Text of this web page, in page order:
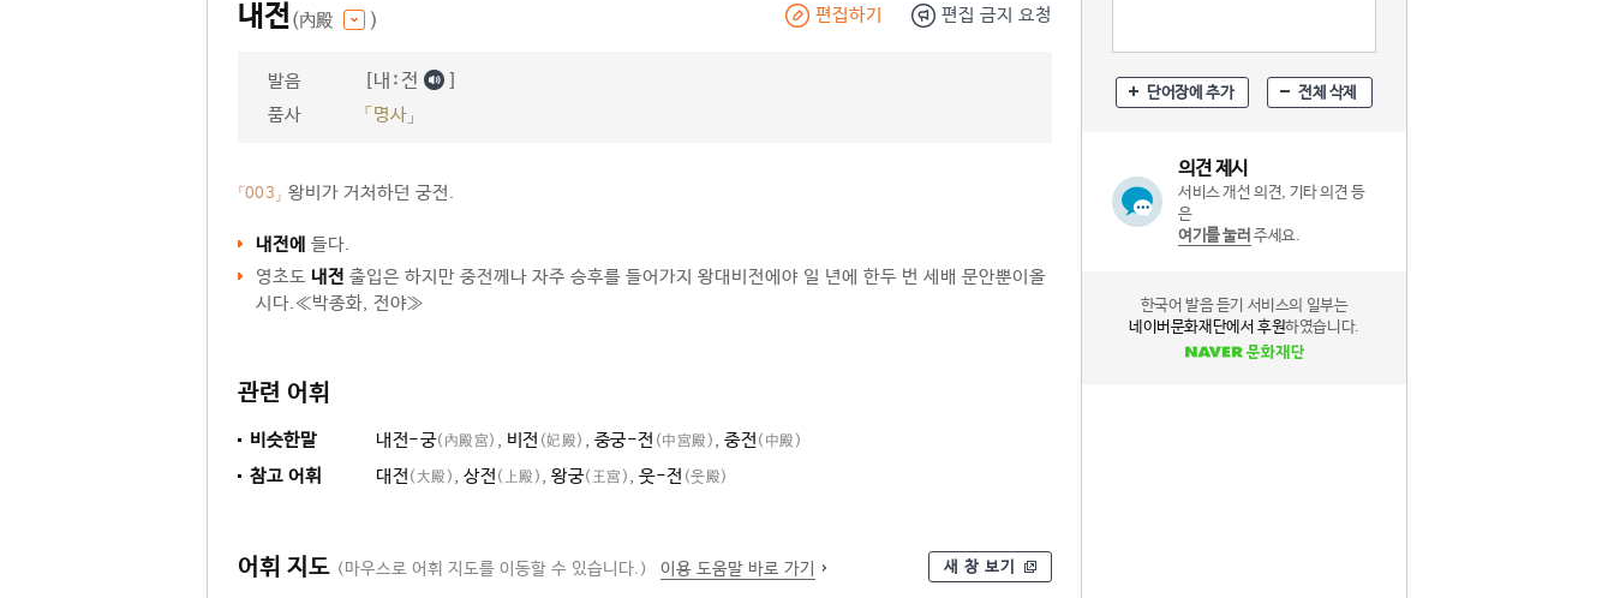
내전(內殿 ) 편집하기 편집 금지 요청
발음 [내ː전 ]
품사 「명사」
「003」 왕비가 거처하던 궁전.
내전에 들다.
영초도 내전 출입은 하지만 중전께나 자주 승후를 들어가지 왕대비전에야 일 년에 한두 번 세배 문안뿐이올
시다.≪박종화, 전야≫
관련 어휘
비슷한말 내전-궁(內殿宮) , 비전 (妃殿) , 중궁-전 (中宮殿) , 중전 (中殿)
참고 어휘 대전 (大殿) , 상전 (上殿) , 왕궁(王宮) , 웃-전 (웃殿)
어휘 지도 (마우스로 어휘 지도를 이동할 수 있습니다.) 이용 도움말 바로 가기 새 창 보기
단어장에 추가 전체 삭제
의견 제시
서비스 개선 의견, 기타 의견 등
은
여기를 눌러 주세요.
한국어 발음 듣기 서비스의 일부는
네이버문화재단에서 후원하였습니다.